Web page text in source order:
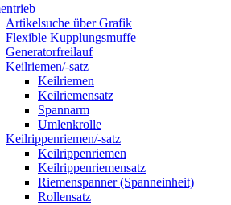
Artikelsuche über Grafik
Flexible Kupplungsmuffe
Generatorfreilauf
Keilriemen/-satz
Keilriemen
Keilriemensatz
Spannarm
Umlenkrolle
Keilrippenriemen/-satz
Keilrippenriemen
Keilrippenriemensatz
Riemenspanner (Spanneinheit)
Rollensatz